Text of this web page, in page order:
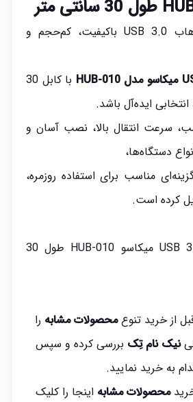
اگر به دنبال یک هاب USB 3.0 باکیفیت، کم‌حجم و
میکاسو مدل HUB-010
با کابل 30
ایده‌آل باشد.
سرعت انتقال بالا، نصب آسان و
دستگاه‌ها،
مناسب برای استفاده روزمره،
کرده است.
از خرید تنوعمحصولات مشابه را
نیک نام تِک بررسی کرده و سپس
به خرید نمایید.
محصولات مشابه اینجا را کلیک